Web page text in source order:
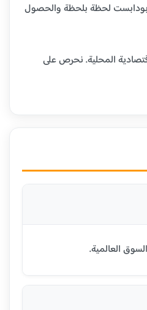
بودابست لحظة بلحظة والحصول
المحلية. نحرص على